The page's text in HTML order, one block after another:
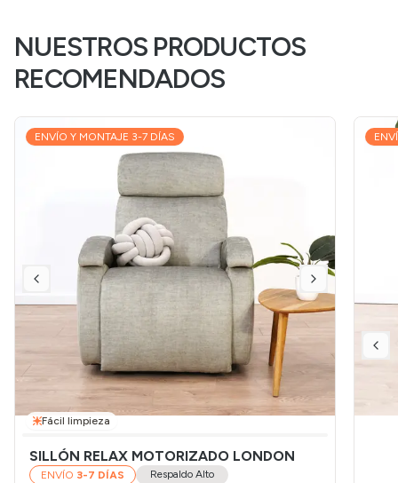
NUESTROS PRODUCTOS
RECOMENDADOS
ENVÍO Y MONTAJE 3-7 DÍAS
Fácil limpieza
SILLÓN RELAX MOTORIZADO LONDON
ENVÍO 3-7 DÍAS Respaldo Alto